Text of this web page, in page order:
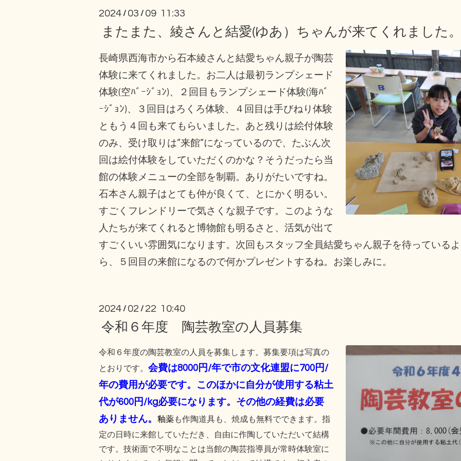
2024 / 03 / 09 11:33
またまた、綾さんと結愛(ゆあ）ちゃんが来てくれました
長崎県西海市から石本綾さんと結愛ちゃん親子が陶芸
体験に来てくれました。お二人は最初ランプシェード
体験(空ﾊﾞｰｼﾞｮﾝ)、２回目もランプシェード体験(海ﾊﾞ
ｰｼﾞｮﾝ)、３回目はろくろ体験、４回目は手びねり体験
ともう４回も来てもらいました。あと残りは絵付体験
のみ、受け取りは”来館”になっているので、たぶん次
回は絵付体験をしていただくのかな？そうだったら当
館の体験メニューの全部を制覇。ありがたいですね。
石本さん親子はとても仲が良くて、とにかく明るい。
すごくフレンドリーで気さくな親子です。このような
人たちが来てくれると博物館も明るさと、活気が出て
すごくいい雰囲気になります。次回もスタッフ全員結愛ちゃん親子を待っている
ら、５回目の来館になるので何かプレゼントするね。お楽しみに。
2024 / 02 / 22 10:40
令和６年度 陶芸教室の人員募集
令和６年度の陶芸教室の人員を募集します。募集要項は写真の
とおりです。 会費は8000円/年で市の文化連盟に700円/
年の費用が必要です。このほかに自分が使用する粘土
代が600円/kg必要になります。その他の経費は必要
ありません。 釉薬も作陶道具も、焼成も無料でできます。指
定の日時に来館していただき、自由に作陶していただいて結構
です。技術面で不明なことは当館の陶芸指導員が常時体験室に